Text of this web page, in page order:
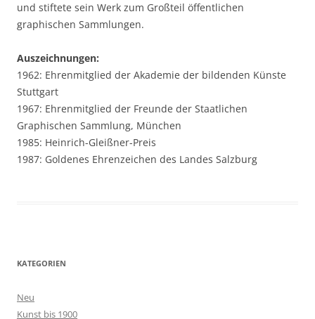
und stiftete sein Werk zum Großteil öffentlichen
graphischen Sammlungen.
Auszeichnungen:
1962: Ehrenmitglied der Akademie der bildenden Künste
Stuttgart
1967: Ehrenmitglied der Freunde der Staatlichen
Graphischen Sammlung, München
1985: Heinrich-Gleißner-Preis
1987: Goldenes Ehrenzeichen des Landes Salzburg
KATEGORIEN
Neu
Kunst bis 1900